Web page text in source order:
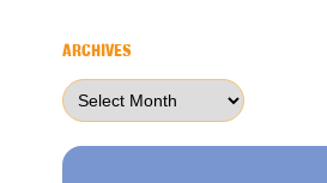
ARCHIVES
Archives